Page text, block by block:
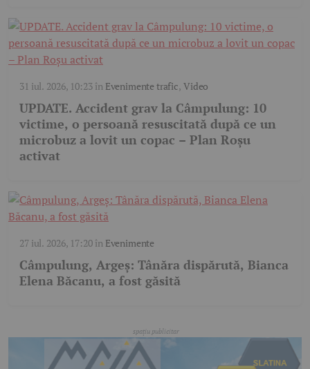
31 iul. 2026, 10:23în Evenimente trafic, Video
UPDATE. Accident grav la Câmpulung: 10
victime, o persoană resuscitată după ce un
microbuz a lovit un copac – Plan Roșu
activat
27 iul. 2026, 17:20în Evenimente
Câmpulung, Argeș: Tânăra dispărută, Bianca
Elena Băcanu, a fost găsită